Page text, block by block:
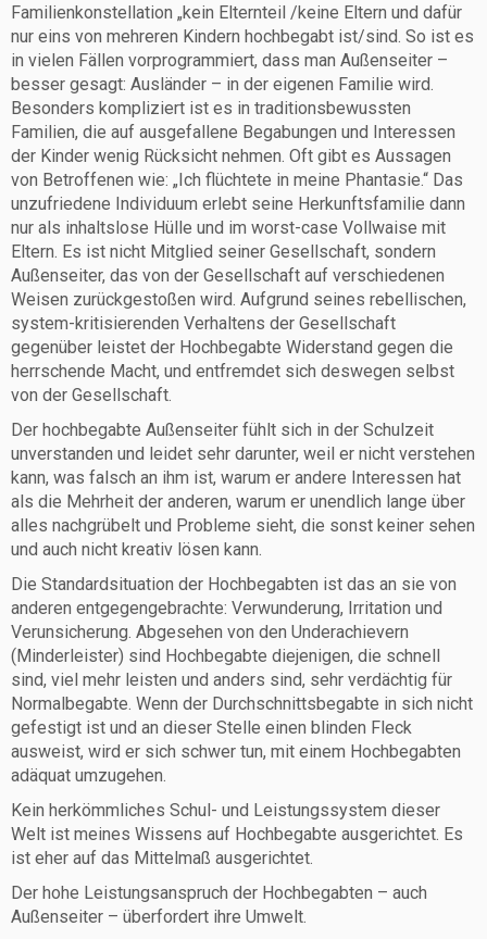
Familienkonstellation „kein Elternteil /keine Eltern und dafür
nur eins von mehreren Kindern hochbegabt ist/sind. So ist es
in vielen Fällen vorprogrammiert, dass man Außenseiter –
besser gesagt: Ausländer – in der eigenen Familie wird.
Besonders kompliziert ist es in traditionsbewussten
Familien, die auf ausgefallene Begabungen und Interessen
der Kinder wenig Rücksicht nehmen. Oft gibt es Aussagen
von Betroffenen wie: „Ich flüchtete in meine Phantasie.“ Das
unzufriedene Individuum erlebt seine Herkunftsfamilie dann
nur als inhaltslose Hülle und im worst-case Vollwaise mit
Eltern. Es ist nicht Mitglied seiner Gesellschaft, sondern
Außenseiter, das von der Gesellschaft auf verschiedenen
Weisen zurückgestoßen wird. Aufgrund seines rebellischen,
system-kritisierenden Verhaltens der Gesellschaft
gegenüber leistet der Hochbegabte Widerstand gegen die
herrschende Macht, und entfremdet sich deswegen selbst
von der Gesellschaft.
Der hochbegabte Außenseiter fühlt sich in der Schulzeit
unverstanden und leidet sehr darunter, weil er nicht verstehen
kann, was falsch an ihm ist, warum er andere Interessen hat
als die Mehrheit der anderen, warum er unendlich lange über
alles nachgrübelt und Probleme sieht, die sonst keiner sehen
und auch nicht kreativ lösen kann.
Die Standardsituation der Hochbegabten ist das an sie von
anderen entgegengebrachte: Verwunderung, Irritation und
Verunsicherung. Abgesehen von den Underachievern
(Minderleister) sind Hochbegabte diejenigen, die schnell
sind, viel mehr leisten und anders sind, sehr verdächtig für
Normalbegabte. Wenn der Durchschnittsbegabte in sich nicht
gefestigt ist und an dieser Stelle einen blinden Fleck
ausweist, wird er sich schwer tun, mit einem Hochbegabten
adäquat umzugehen.
Kein herkömmliches Schul- und Leistungssystem dieser
Welt ist meines Wissens auf Hochbegabte ausgerichtet. Es
ist eher auf das Mittelmaß ausgerichtet.
Der hohe Leistungsanspruch der Hochbegabten – auch
Außenseiter – überfordert ihre Umwelt.